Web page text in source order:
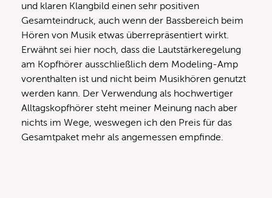
und klaren Klangbild einen sehr positiven
Gesamteindruck, auch wenn der Bassbereich beim
Hören von Musik etwas überrepräsentiert wirkt.
Erwähnt sei hier noch, dass die Lautstärkeregelung
am Kopfhörer ausschließlich dem Modeling-Amp
vorenthalten ist und nicht beim Musikhören genutzt
werden kann. Der Verwendung als hochwertiger
Alltagskopfhörer steht meiner Meinung nach aber
nichts im Wege, weswegen ich den Preis für das
Gesamtpaket mehr als angemessen empfinde.